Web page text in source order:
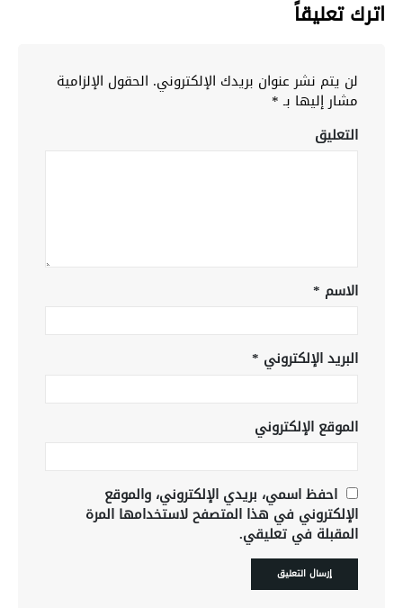
اترك تعليقاً
لن يتم نشر عنوان بريدك الإلكتروني. الحقول الإلزامية
مشار إليها بـ*
التعليق
الاسم *
البريد الإلكتروني *
الموقع الإلكتروني
احفظ اسمي، بريدي الإلكتروني، والموقع
الإلكتروني في هذا المتصفح لاستخدامها المرة
المقبلة في تعليقي.